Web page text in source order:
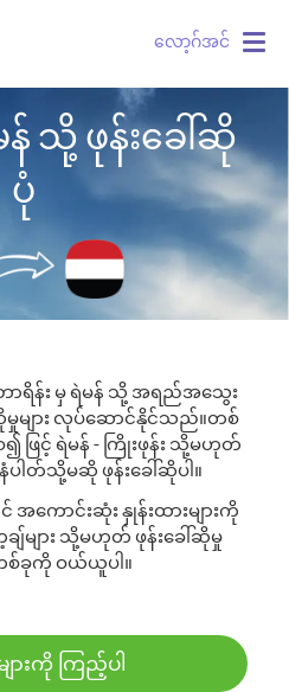
လော့ဂ်အင်
န် သို့ ဖုန်းခေါ်ဆို
ပုံ
ာရိန်း မှ ရဲမန် သို့ အရည်အသွေး
မှုများ လုပ်ဆောင်နိုင်သည်။တစ်
၍ ဖြင့် ရဲမန် - ကြိုးဖုန်း သို့မဟုတ်
ါတ်သို့မဆို ဖုန်းခေါ်ဆိုပါ။
ကောင်းဆုံး နှုန်းထားများကို
များ သို့မဟုတ် ဖုန်းခေါ်ဆိုမှု
ခုကို ဝယ်ယူပါ။
ားကို ကြည့်ပါ